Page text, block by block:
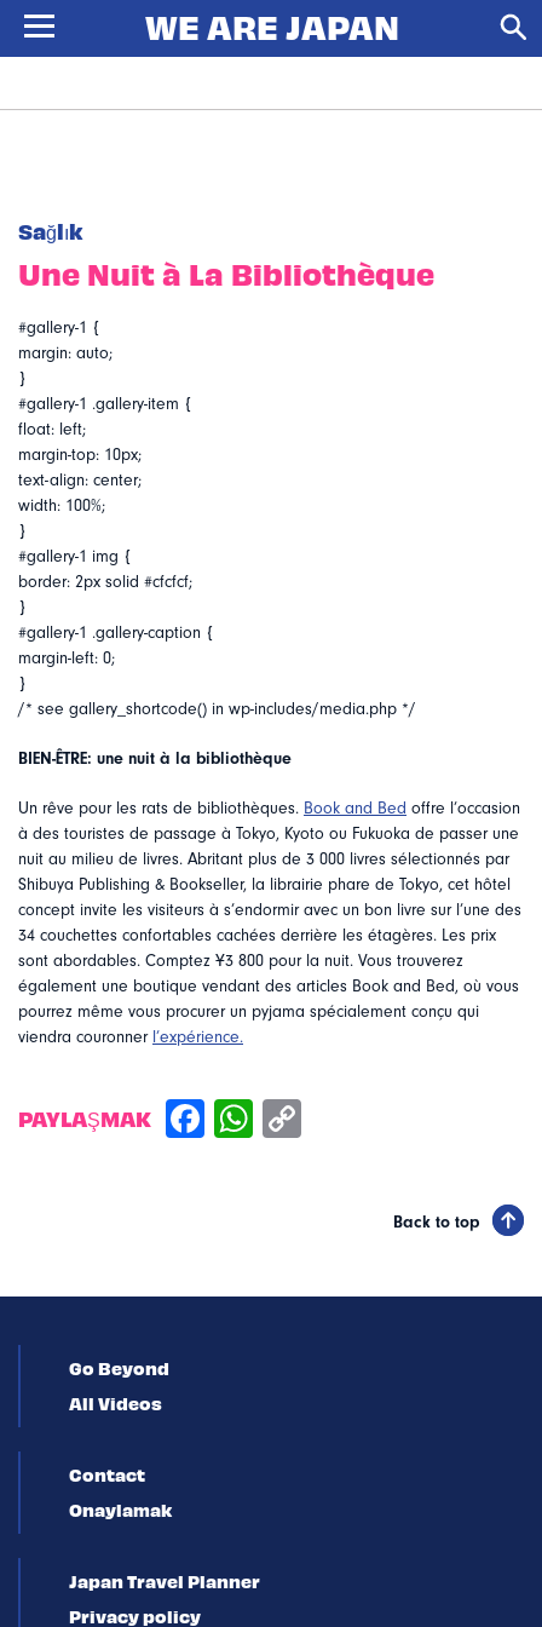
Sağlık
Une Nuit à La Bibliothèque
#gallery-1 {
margin: auto;
}
#gallery-1 .gallery-item {
float: left;
margin-top: 10px;
text-align: center;
width: 100%;
}
#gallery-1 img {
border: 2px solid #cfcfcf;
}
#gallery-1 .gallery-caption {
margin-left: 0;
}
/* see gallery_shortcode() in wp-includes/media.php */
BIEN-ÊTRE: une nuit à la bibliothèque
Un rêve pour les rats de bibliothèques. Book and Bed offre l’occasion
à des touristes de passage à Tokyo, Kyoto ou Fukuoka de passer une
nuit au milieu de livres. Abritant plus de 3 000 livres sélectionnés par
Shibuya Publishing & Bookseller, la librairie phare de Tokyo, cet hôtel
concept invite les visiteurs à s’endormir avec un bon livre sur l’une des
34 couchettes confortables cachées derrière les étagères. Les prix
sont abordables. Comptez Ұ3 800 pour la nuit. Vous trouverez
également une boutique vendant des articles Book and Bed, où vous
pourrez même vous procurer un pyjama spécialement conçu qui
viendra couronner l’expérience.
PAYLAŞMAK
Back to top
Go Beyond
All Videos
Contact
Onaylamak
Japan Travel Planner
Privacy policy